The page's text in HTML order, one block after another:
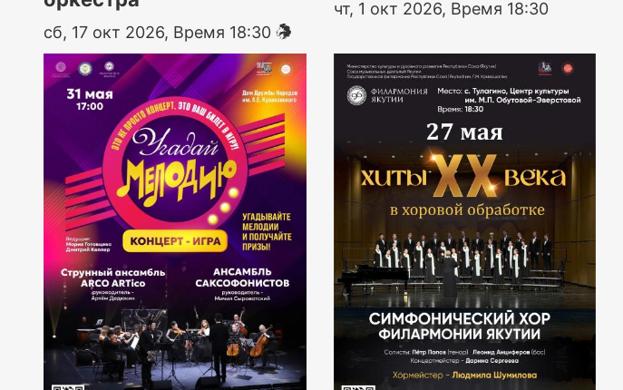
сб, 17 окт 2026, Время 18:30
чт, 1 окт 2026, Время 18:30